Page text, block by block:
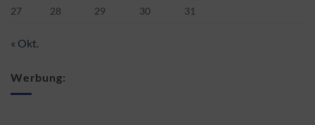
27
28 29 30 31
« Okt.
Werbung: